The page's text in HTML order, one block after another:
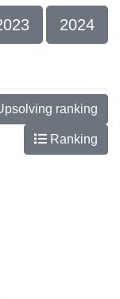
2024
ranking
Ranking